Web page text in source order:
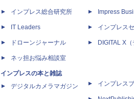
インプレス総合研究所
IT Leaders
ドローンジャーナル
ネッ担お悩み相談室
インプレスの本と雑誌
デジタルカメラマガジン
Impress
インプレス
DIGITAL X
インプレス